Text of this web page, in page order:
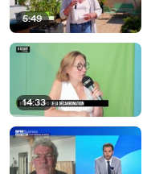
5:49
14:33